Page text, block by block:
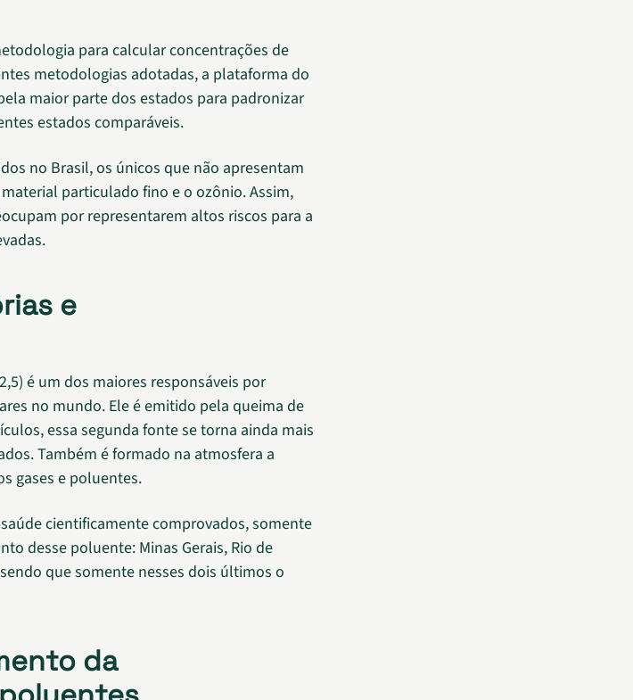
para calcular concentrações de
metodologias adotadas, a plataforma do
maior parte dos estados para padronizar
estados comparáveis.
no Brasil, os únicos que não apresentam
particulado fino e o ozônio. Assim,
por representarem altos riscos para a
e
é um dos maiores responsáveis por
no mundo. Ele é emitido pela queima de
essa segunda fonte se torna ainda mais
Também é formado na atmosfera a
gases e poluentes.
cientificamente comprovados, somente
desse poluente: Minas Gerais, Rio de
que somente nesses dois últimos o
da